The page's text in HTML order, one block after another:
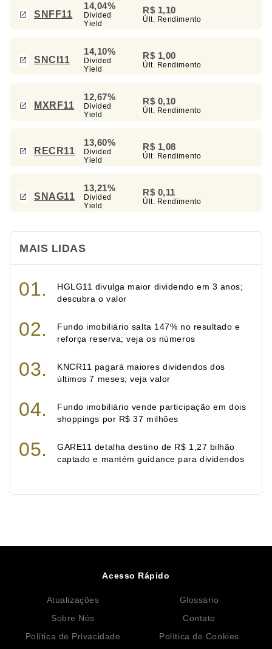
SNFF11
14,04%
Divided
Yield
R$ 1,10
Últ. Rendimento
SNCI11
14,10%
Divided
Yield
R$ 1,00
Últ. Rendimento
MXRF11
12,67%
Divided
Yield
R$ 0,10
Últ. Rendimento
RECR11
13,60%
Divided
Yield
R$ 1,08
Últ. Rendimento
SNAG11
13,21%
Divided
Yield
R$ 0,11
Últ. Rendimento
MAIS LIDAS
HGLG11 divulga maior dividendo em 3 anos;
descubra o valor
Fundo imobiliário salta 147% no resultado e
reforça reserva; veja os números
KNCR11 pagará maiores dividendos dos
últimos 7 meses; veja valor
Fundo imobiliário vende participação em dois
shoppings por R$ 37 milhões
GARE11 detalha destino de R$ 1,27 bilhão
captado e mantém guidance para dividendos
Acesso Rápido
Atualizações
Glossário
Sobre Nós
Contato
Política de Privacidade
Política de Cookies